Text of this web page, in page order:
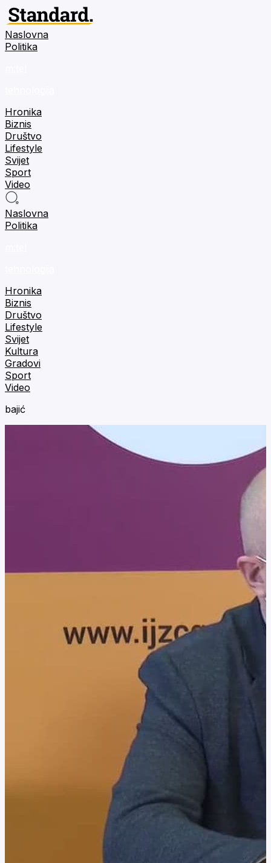
Naslovna
Politika
Hronika
Biznis
Društvo
Lifestyle
Svijet
Sport
Video
Naslovna
Politika
Hronika
Biznis
Društvo
Lifestyle
Svijet
Kultura
Gradovi
Sport
Video
bajić